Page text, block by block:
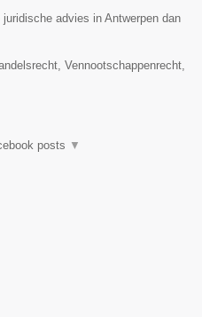
advies in Antwerpen dan
Vennootschappenrecht,
posts ▼